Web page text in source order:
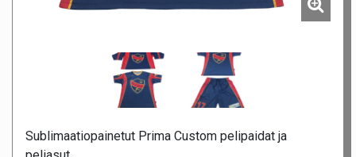
Sublimaatiopainetut Prima Custom pelipaidat ja